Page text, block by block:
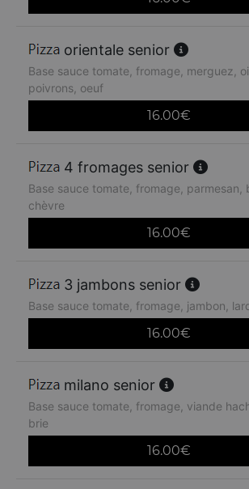
orientale senior
Base sauce tomate, fromage, merguez,
poivrons, oeuf
16.00€
4 fromages senior
Base sauce tomate, fromage, parmesan,
chèvre
16.00€
3 jambons senior
Base sauce tomate, fromage, jambon,
16.00€
milano senior
Base sauce tomate, fromage, viande
brie
16.00€